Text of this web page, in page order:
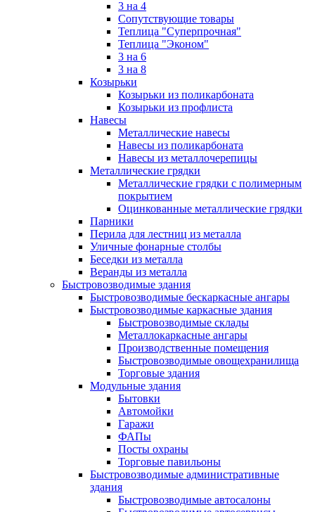
3 на 4
Сопутствующие товары
Теплица "Суперпрочная"
Теплица "Эконом"
3 на 6
3 на 8
Козырьки
Козырьки из поликарбоната
Козырьки из профлиста
Навесы
Металлические навесы
Навесы из поликарбоната
Навесы из металлочерепицы
Металлические грядки
Металлические грядки с полимерным
покрытием
Оцинкованные металлические грядки
Парники
Перила для лестниц из металла
Уличные фонарные столбы
Беседки из металла
Веранды из металла
Быстровозводимые здания
Быстровозводимые бескаркасные ангары
Быстровозводимые каркасные здания
Быстровозводимые склады
Металлокаркасные ангары
Производственные помещения
Быстровозводимые овощехранилища
Торговые здания
Модульные здания
Бытовки
Автомойки
Гаражи
ФАПы
Посты охраны
Торговые павильоны
Быстровозводимые административные
здания
Быстровозводимые автосалоны